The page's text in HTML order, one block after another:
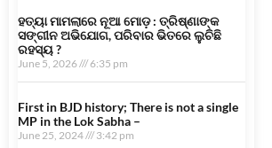
ହତ୍ୟା ମାମଲାରେ ନୂଆ ମୋଡ଼ : ତ୍ରିଷ୍ଣାଙ୍କ
ସଙ୍ଗୀନ ଅଭିଯୋଗ, ପରିବାର ଭିତରେ ଲୁଚିଛି
ରହସ୍ୟ ?
June 5, 2026 6:35 pm
First in BJD history; There is not a single
MP in the Lok Sabha –
June 25, 2024 3:42 pm